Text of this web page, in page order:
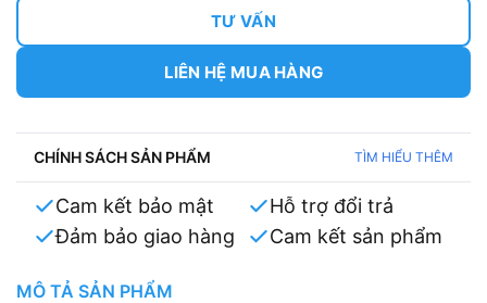
TƯ VẤN
LIÊN HỆ MUA HÀNG
CHÍNH SÁCH SẢN PHẨM TÌM HIỂU THÊM
Cam kết bảo mật
Hỗ trợ đổi trả
Đảm bảo giao hàng
Cam kết sản phẩm
MÔ TẢ SẢN PHẨM